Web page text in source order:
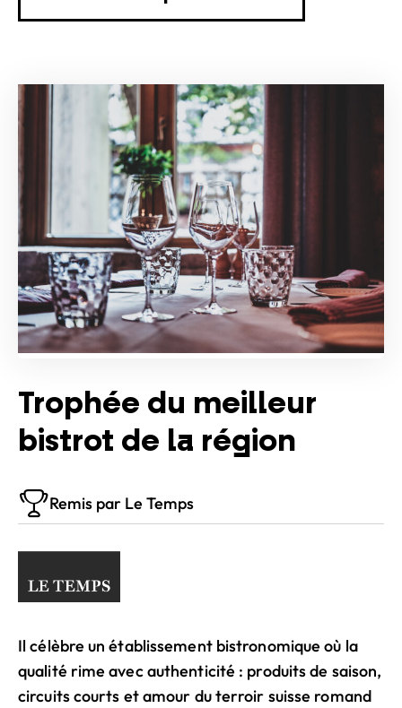
Trophée du meilleur
bistrot de la région
Remis par Le Temps
Il célèbre un établissement bistronomique où la
qualité rime avec authenticité : produits de saison,
circuits courts et amour du terroir suisse romand